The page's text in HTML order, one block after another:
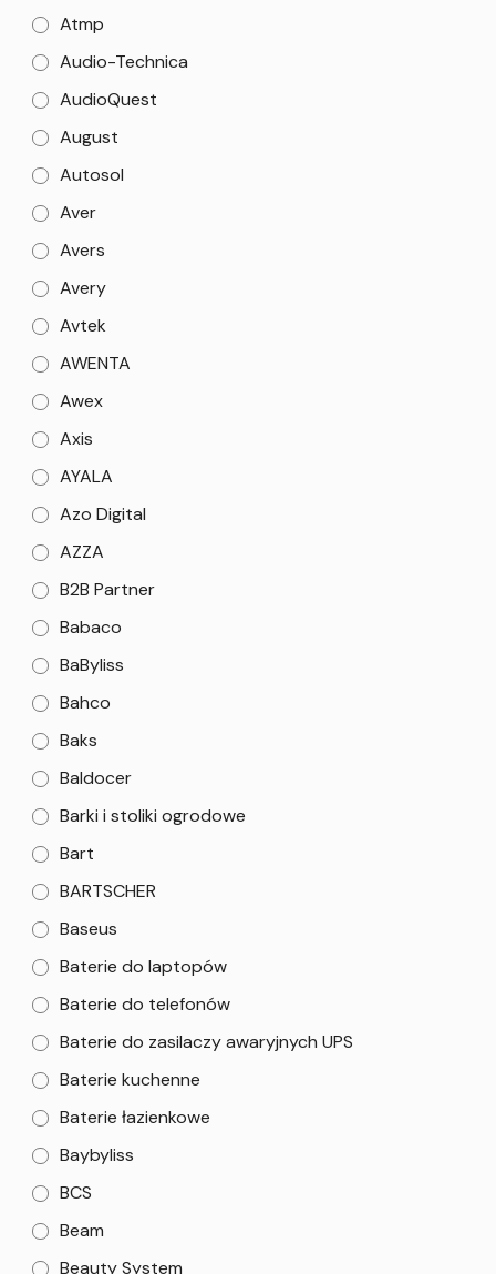
Atmp
Audio-Technica
AudioQuest
August
Autosol
Aver
Avers
Avery
Avtek
AWENTA
Awex
Axis
AYALA
Azo Digital
AZZA
B2B Partner
Babaco
BaByliss
Bahco
Baks
Baldocer
Barki i stoliki ogrodowe
Bart
BARTSCHER
Baseus
Baterie do laptopów
Baterie do telefonów
Baterie do zasilaczy awaryjnych UPS
Baterie kuchenne
Baterie łazienkowe
Baybyliss
BCS
Beam
Beauty System